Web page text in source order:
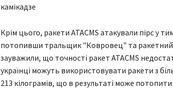
камікадзе
Крім цього, ракети ATACMS атакували пірс у
потопивши тральщик "Ковровец" та ракетний
зауважили, що точності ракет ATACMS
українці можуть використовувати ракети з
213 кілограмів, що в результаті може потопити